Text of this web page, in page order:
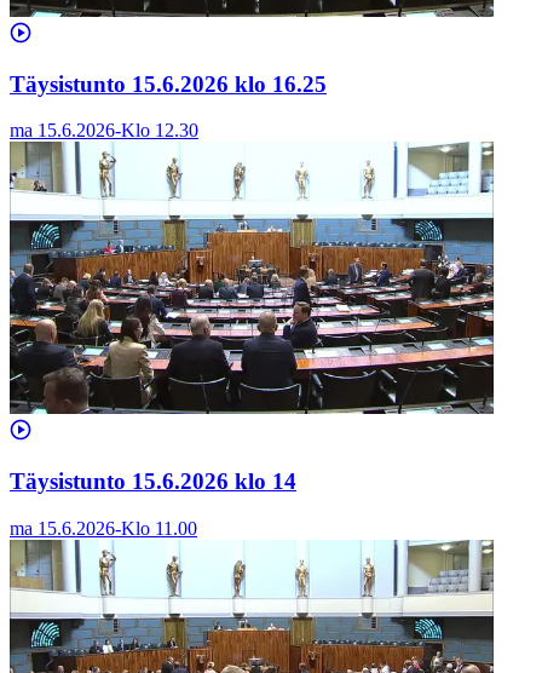
Täysistunto 15.6.2026 klo 16.25
ma 15.6.2026-Klo 12.30
Täysistunto 15.6.2026 klo 14
ma 15.6.2026-Klo 11.00